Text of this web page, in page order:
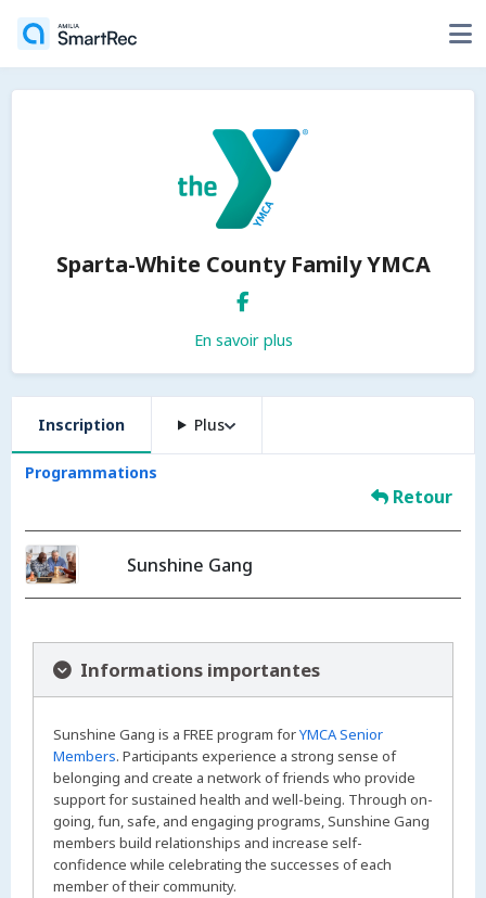
Sparta-White County Family YMCA
En savoir plus
Inscription Plus
Programmations
Retour
Sunshine Gang
Informations importantes
Sunshine Gang is a FREE program forYMCA Senior
Members. Participants experience a strong sense of
belonging and create a network of friends who provide
support for sustained health and well-being. Through on-
going, fun, safe, and engaging programs, Sunshine Gang
members build relationships and increase self-
confidence while celebrating the successes of each
member of their community.